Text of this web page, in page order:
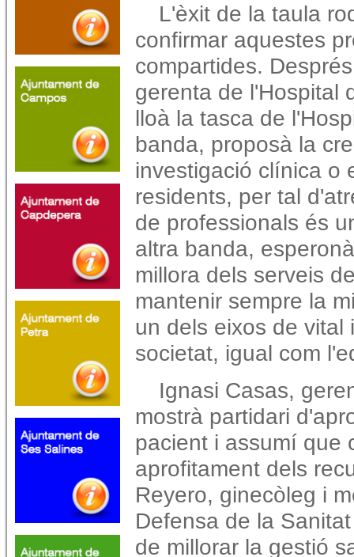
L'èxit de la taula
confirmar aquestes
compartides.
gerenta de l'Hospital
lloà la tasca de
banda, proposà la
investigació clínica o
residents, per tal
de professionals és
altra banda,
millora dels serveis
mantenir sempre la
un dels eixos de vital
societat, igual com
Ignasi Casas,
mostrà partidari
pacient i assumí que
aprofitament dels
Reyero, ginecòleg i
Defensa de la
de millorar la gestió